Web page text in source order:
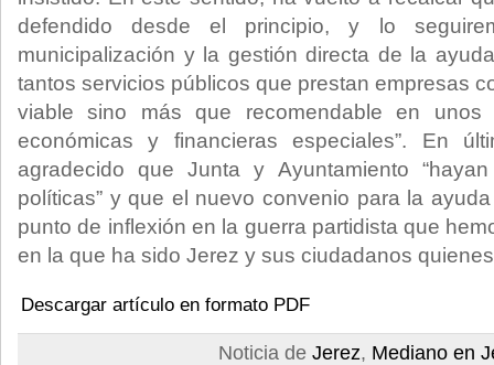
defendido desde el principio, y lo
municipalización y la gestión directa de la
tantos servicios públicos que prestan empresas
viable sino más que recomendable en unos
económicas y financieras especiales”. En
agradecido que Junta y Ayuntamiento
políticas” y que el nuevo convenio para la
punto de inflexión en la guerra partidista que
en la que ha sido Jerez y sus ciudadanos
Descargar artículo en formato PDF
Noticia de Jerez, Mediano en